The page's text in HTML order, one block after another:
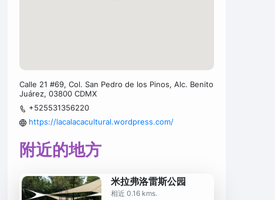
Calle 21 #69, Col. San Pedro de los Pinos, Alc. Benito
Juárez, 03800 CDMX
+525531356220
https://lacalacacultural.wordpress.com/
附近的地方
米拉弗洛雷斯公园
相近 0.16 kms.